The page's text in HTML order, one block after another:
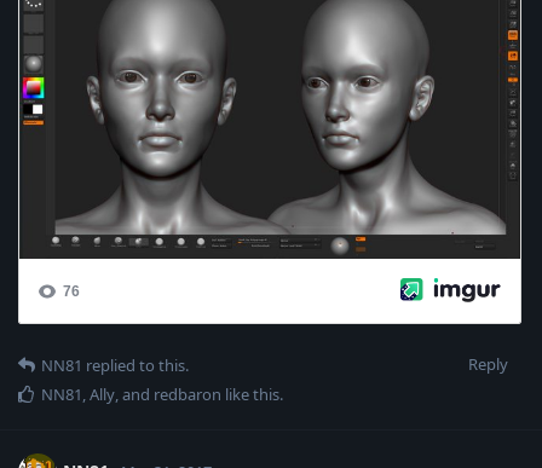
Reply
NN81 replied to this.
NN81,Ally, and redbaron like this.